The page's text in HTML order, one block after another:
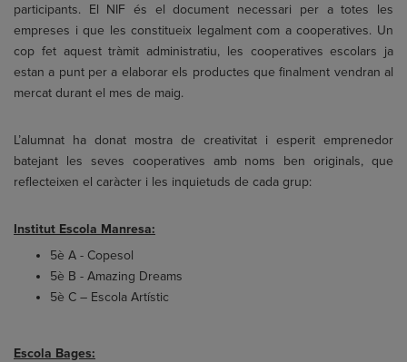
participants. El NIF és el document necessari per a totes les
empreses i que les constitueix legalment com a cooperatives. Un
cop fet aquest tràmit administratiu, les cooperatives escolars ja
estan a punt per a elaborar els productes que finalment vendran al
mercat durant el mes de maig.
L’alumnat ha donat mostra de creativitat i esperit emprenedor
batejant les seves cooperatives amb noms ben originals, que
reflecteixen el caràcter i les inquietuds de cada grup:
Institut Escola Manresa:
5è A - Copesol
5è B - Amazing Dreams
5è C – Escola Artístic
Escola Bages: